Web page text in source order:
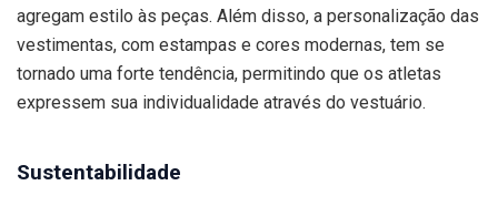
agregam estilo às peças. Além disso, a personalização das
vestimentas, com estampas e cores modernas, tem se
tornado uma forte tendência, permitindo que os atletas
expressem sua individualidade através do vestuário.
Sustentabilidade